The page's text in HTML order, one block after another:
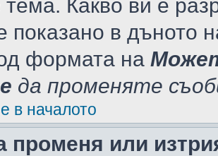
тема. Какво ви е
показано в дъното
формата на
да променяте
в началото
променя или